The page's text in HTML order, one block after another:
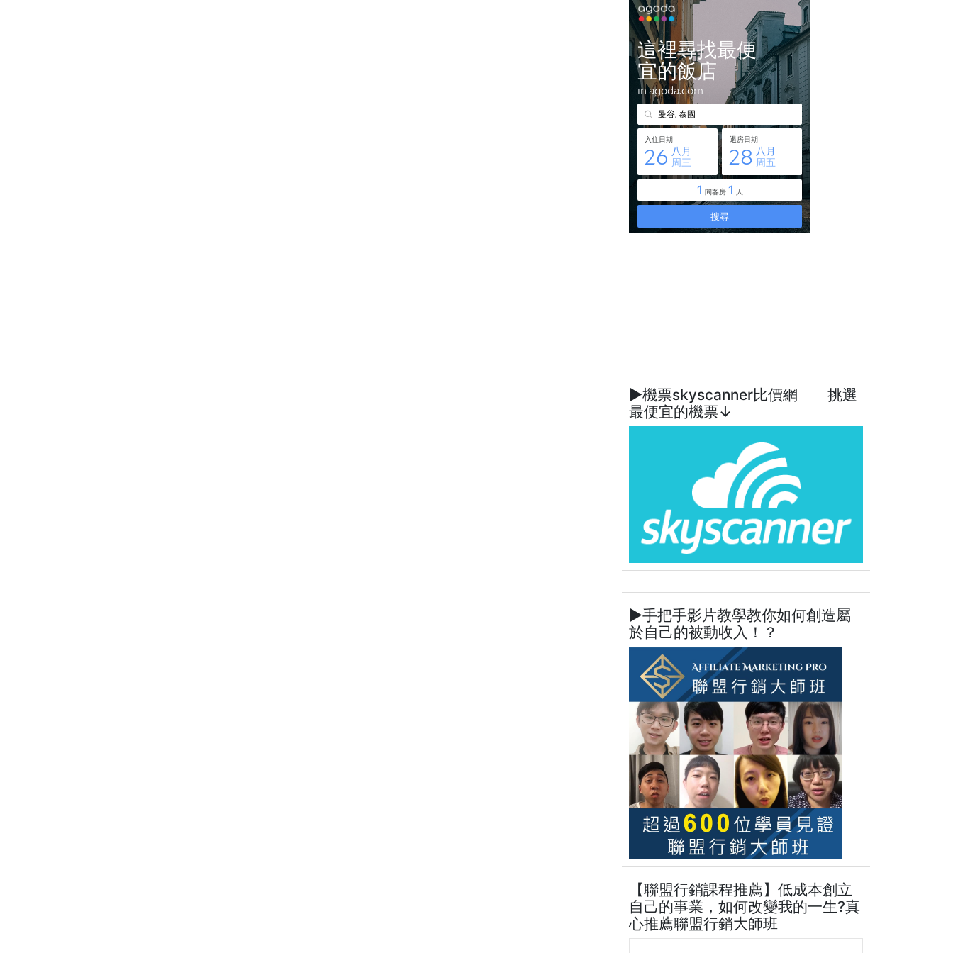
►機票skyscanner比價網 挑選
最便宜的機票↓
►手把手影片教學教你如何創造屬
於自己的被動收入！？
【聯盟行銷課程推薦】低成本創立
自己的事業，如何改變我的一生?真
心推薦聯盟行銷大師班